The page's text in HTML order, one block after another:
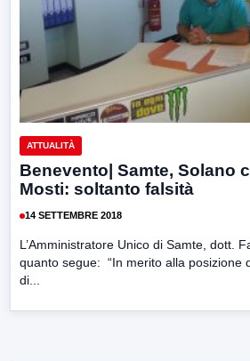
ATTUALITÀ
Benevento| Samte, Solano
Mosti: soltanto falsità
14 SETTEMBRE 2018
L’Amministratore Unico di Samte, dott.
quanto segue: “In merito alla posizione
di...